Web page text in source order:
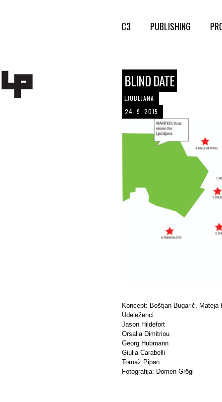
C3 PUBLISHING
BLIND DATE
LJUBLJANA
24. 9. 2015
Koncept: Boštjan Bugarič, Mateja
Udeleženci:
Jason Hildefort
Orsalia Dimitriou
Georg Hubmann
Giulia Carabelli
Tomaž Pipan
Fotografija: Domen Grögl